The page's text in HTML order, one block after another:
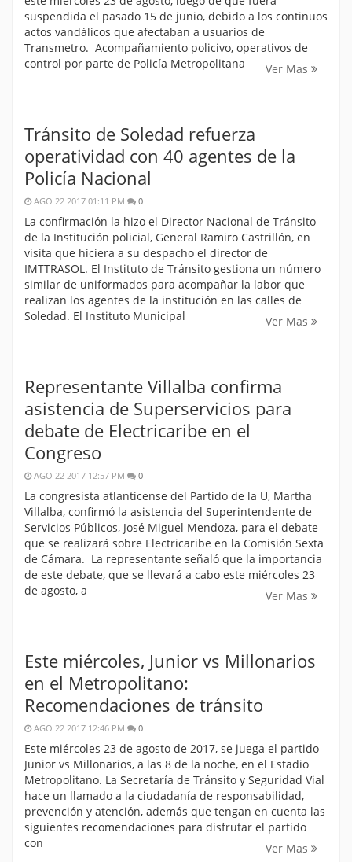
suspendida el pasado 15 de junio, debido a los continuos
actos vandálicos que afectaban a usuarios de
Transmetro. Acompañamiento policivo, operativos de
control por parte de Policía Metropolitana
Ver Mas
Tránsito de Soledad refuerza
operatividad con 40 agentes de la
Policía Nacional
AGO 22 2017 01:11 PM 0
La confirmación la hizo el Director Nacional de Tránsito
de la Institución policial, General Ramiro Castrillón, en
visita que hiciera a su despacho el director de
IMTTRASOL. El Instituto de Tránsito gestiona un número
similar de uniformados para acompañar la labor que
realizan los agentes de la institución en las calles de
Soledad. El Instituto Municipal
Ver Mas
Representante Villalba confirma
asistencia de Superservicios para
debate de Electricaribe en el
Congreso
AGO 22 2017 12:57 PM 0
La congresista atlanticense del Partido de la U, Martha
Villalba, confirmó la asistencia del Superintendente de
Servicios Públicos, José Miguel Mendoza, para el debate
que se realizará sobre Electricaribe en la Comisión Sexta
de Cámara. La representante señaló que la importancia
de este debate, que se llevará a cabo este miércoles 23
de agosto, a
Ver Mas
Este miércoles, Junior vs Millonarios
en el Metropolitano:
Recomendaciones de tránsito
AGO 22 2017 12:46 PM 0
Este miércoles 23 de agosto de 2017, se juega el partido
Junior vs Millonarios, a las 8 de la noche, en el Estadio
Metropolitano. La Secretaría de Tránsito y Seguridad Vial
hace un llamado a la ciudadanía de responsabilidad,
prevención y atención, además que tengan en cuenta las
siguientes recomendaciones para disfrutar el partido
con
Ver Mas